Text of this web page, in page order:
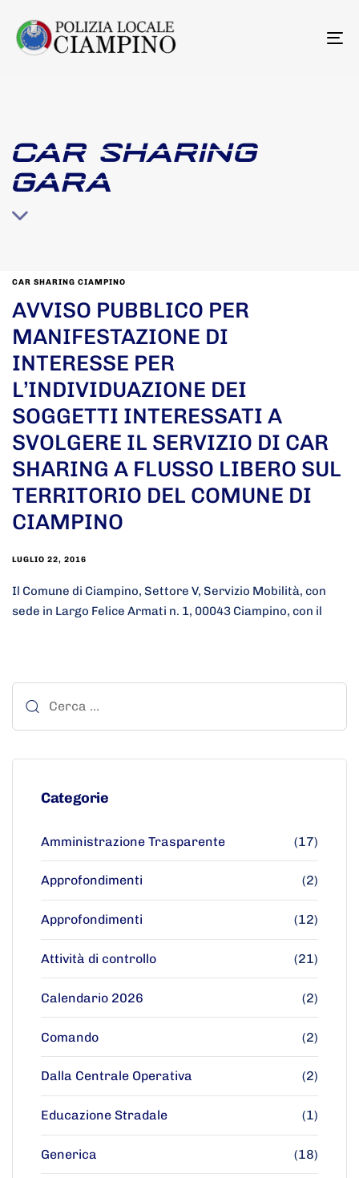
CAR SHARING
GARA
CAR SHARING CIAMPINO
AVVISO PUBBLICO PER
MANIFESTAZIONE DI
INTERESSE PER
L’INDIVIDUAZIONE DEI
SOGGETTI INTERESSATI A
SVOLGERE IL SERVIZIO DI CAR
SHARING A FLUSSO LIBERO SUL
TERRITORIO DEL COMUNE DI
CIAMPINO
LUGLIO 22, 2016
Il Comune di Ciampino, Settore V, Servizio Mobilità, con
sede in Largo Felice Armati n. 1, 00043 Ciampino, con il
Categorie
Amministrazione Trasparente (17)
Approfondimenti (2)
Approfondimenti (12)
Attività di controllo (21)
Calendario 2026 (2)
Comando (2)
Dalla Centrale Operativa (2)
Educazione Stradale (1)
Generica (18)